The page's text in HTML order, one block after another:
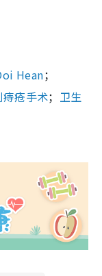
Hean；
疮手术； 卫生